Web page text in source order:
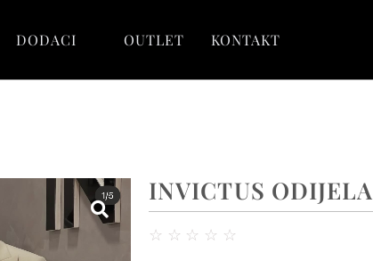
DODACI OUTLET KONTAKT
INVICTUS ODIJELA
☆ ☆ ☆ ☆ ☆